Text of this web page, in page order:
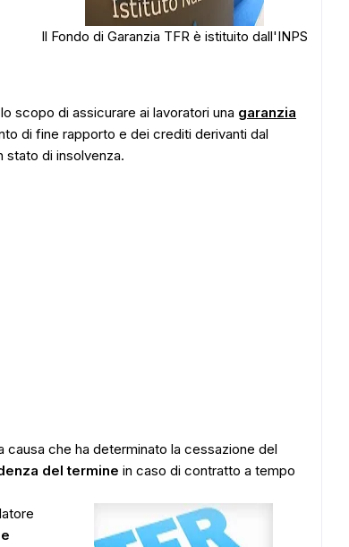
Il Fondo di Garanzia TFR è istituito dall'INPS
scopo di assicurare ai lavoratori una garanzia
di fine rapporto e dei crediti derivanti dal
stato di insolvenza.
che ha determinato la cessazione del
del termine in caso di contratto a tempo